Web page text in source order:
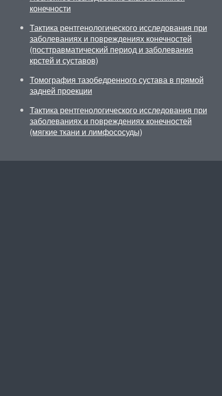
конечности
Тактика рентгенологического исследования при
заболеваниях и повреждениях конечностей
(посттравматический период и заболевания
крстей и суставов)
Томография тазобедренного сустава в прямой
задней проекции
Тактика рентгенологического исследования при
заболеваниях и повреждениях конечностей
(мягкие ткани и лимфососуды)